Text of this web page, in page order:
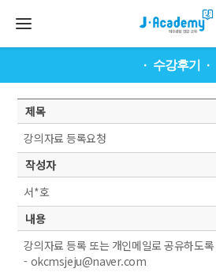
수강후기
제목
강의자료 등록요청
작성자
서*호
내용
강의자료 등록 또는 개인메일로 공유하도
- okcmsjeju@naver.com